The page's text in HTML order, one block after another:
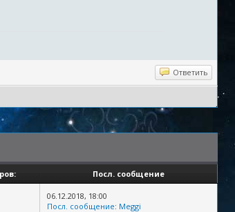
Ответить
Посл. сообщение
06.12.2018, 18:00
Посл. сообщение: Meggi